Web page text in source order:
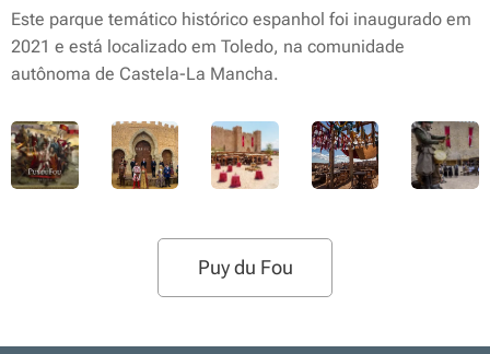
Este parque temático histórico espanhol foi inaugurado em
2021 e está localizado em Toledo, na comunidade
autônoma de Castela-La Mancha.
Puy du Fou